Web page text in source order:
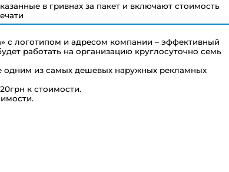
в гривнах за пакет и включают стоимость
с логотипом и адресом компании – эффективный
работать на организацию круглосуточно семь
одним из самых дешевых наружных рекламных
к стоимости.